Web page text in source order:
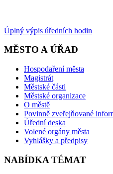
Úplný výpis úředních hodin
MĚSTO A ÚŘAD
Hospodaření města
Magistrát
Městské části
Městské organizace
O městě
Povinně zveřejňované
Úřední deska
Volené orgány města
Vyhlášky a předpisy
NABÍDKA TÉMAT